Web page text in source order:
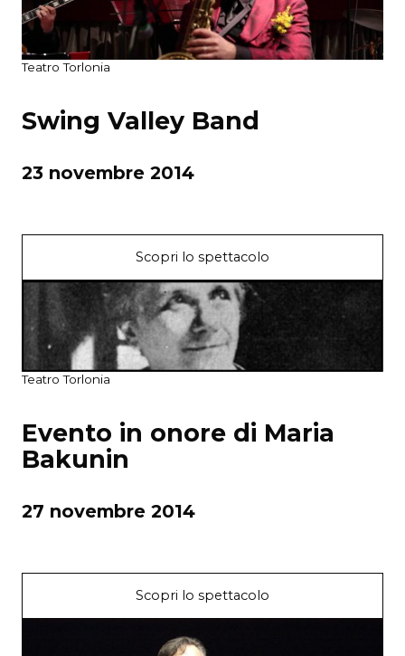
Teatro Torlonia
Swing Valley Band
23 novembre 2014
Scopri lo spettacolo
Teatro Torlonia
Evento in onore di Maria
Bakunin
27 novembre 2014
Scopri lo spettacolo